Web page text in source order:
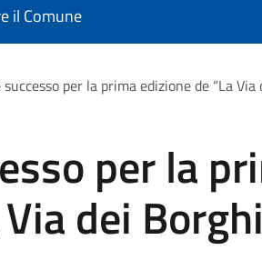
il Comune
per la prima edizione de “La
per la
dei Borghi